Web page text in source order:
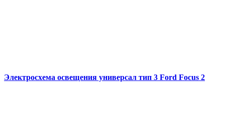
Электросхема освещения универсал тип 3 Ford Focus 2